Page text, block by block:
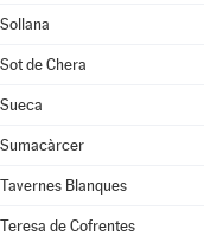
Sollana
Sot de Chera
Sueca
Sumacàrcer
Tavernes Blanques
Teresa de Cofrentes